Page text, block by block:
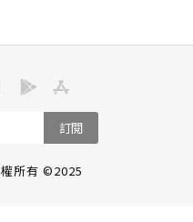
訂閱
所有 ©2025